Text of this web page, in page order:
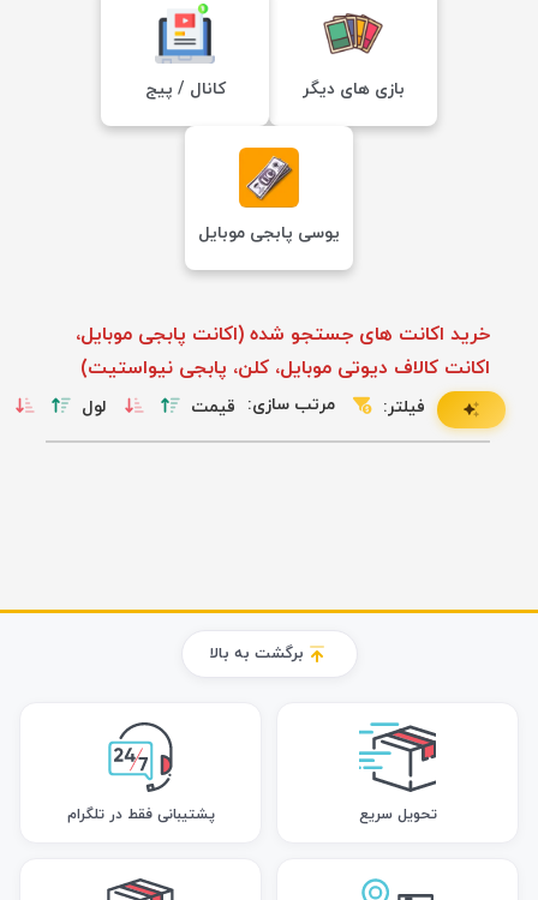
بازی های دیگر کانال / پیج
یوسی پابجی موبایل
خرید اکانت های جستجو شده (اکانت پابجی موبایل،
اکانت کالاف دیوتی موبایل، کلن، پابجی نیواستیت)
فیلتر: مرتب سازی: قیمت لول
برگشت به بالا
تحویل سریع پشتیبانی فقط در تلگرام